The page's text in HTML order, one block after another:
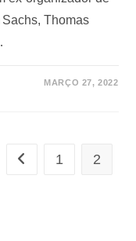
Thomas
MARÇO 27, 2022
Ir para a página
1 2